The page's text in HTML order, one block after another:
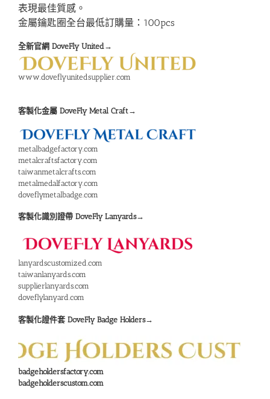
表現最佳質感。
金屬鑰匙圈全台最低訂購量：100pcs
全新官網 DoveFly United→
www.doveflyunitedsupplier.com
客製化金屬 DoveFly Metal Craft→
metalbadgefactory.com
metalcraftsfactory.com
taiwanmetalcrafts.com
metalmedalfactory.com
doveflymetalbadge.com
客製化識別證帶 DoveFly Lanyards→
lanyardscustomized.com
taiwanlanyards.com
supplierlanyards.com
doveflylanyard.com
客製化證件套 DoveFly Badge Holders→
badgeholdersfactory.com
badgeholderscustom.com